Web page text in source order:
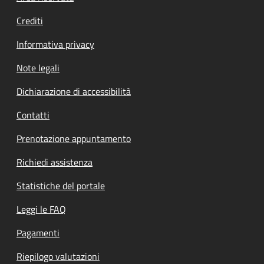
Crediti
Informativa privacy
Note legali
Dichiarazione di accessibilità
Contatti
Prenotazione appuntamento
Richiedi assistenza
Statistiche del portale
Leggi le FAQ
Pagamenti
Riepilogo valutazioni